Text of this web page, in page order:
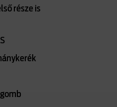
része is